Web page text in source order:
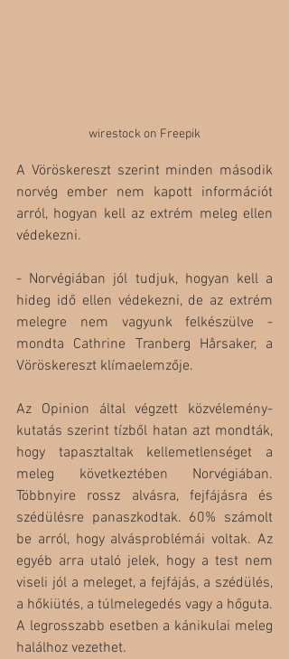
wirestock on Freepik
A Vöröskereszt szerint minden második
norvég ember nem kapott információt
arról, hogyan kell az extrém meleg ellen
védekezni.
- Norvégiában jól tudjuk, hogyan kell a
hideg idő ellen védekezni, de az extrém
melegre nem vagyunk felkészülve -
mondta Cathrine Tranberg Hårsaker, a
Vöröskereszt klímaelemzője.
Az Opinion által végzett közvélemény-
kutatás szerint tízből hatan azt mondták,
hogy tapasztaltak kellemetlenséget a
meleg következtében Norvégiában.
Többnyire rossz alvásra, fejfájásra és
szédülésre panaszkodtak. 60% számolt
be arról, hogy alvásproblémái voltak. Az
egyéb arra utaló jelek, hogy a test nem
viseli jól a meleget, a fejfájás, a szédülés,
a hőkiütés, a túlmelegedés vagy a hőguta.
A legrosszabb esetben a kánikulai meleg
halálhoz vezethet.